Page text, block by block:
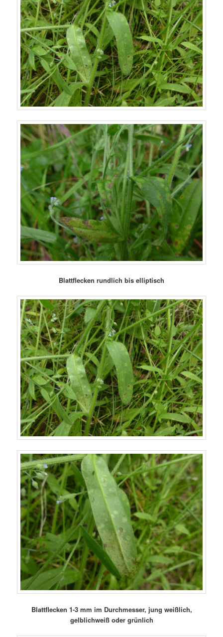
Blattflecken rundlich bis elliptisch
Blattflecken 1-3 mm im Durchmesser, jung weißlich,
gelblichweiß oder grünlich